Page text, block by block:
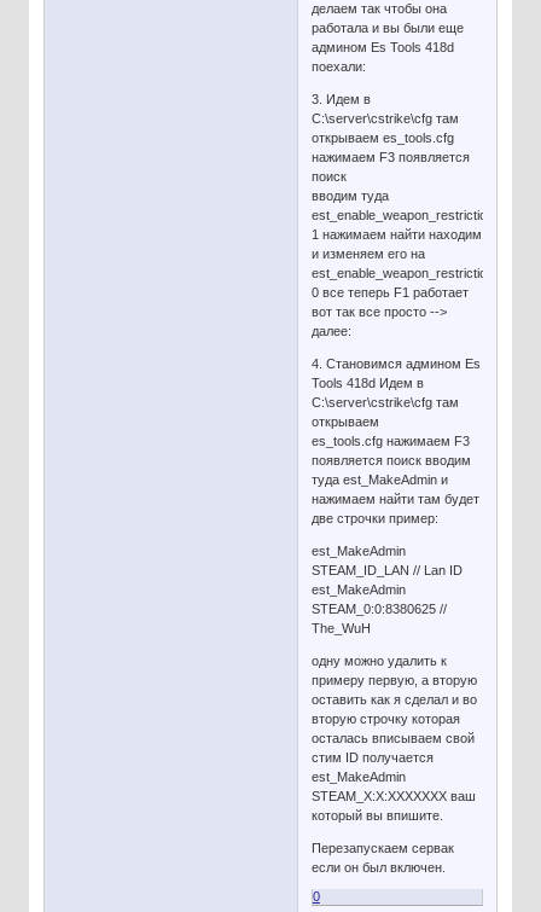
делаем так чтобы она
работала и вы были еще
админом Es Tools 418d
поехали:
3. Идем в
C:\server\cstrike\cfg там
открываем es_tools.cfg
нажимаем F3 появляется
поиск
вводим туда
est_enable_weapon_restrictions
1 нажимаем найти находим
и изменяем его на
est_enable_weapon_restrictions
0 все теперь F1 работает
вот так все просто -->
далее:
4. Становимся админом Es
Tools 418d Идем в
C:\server\cstrike\cfg там
открываем
es_tools.cfg нажимаем F3
появляется поиск вводим
туда est_MakeAdmin и
нажимаем найти там будет
две строчки пример:
est_MakeAdmin
STEAM_ID_LAN // Lan ID
est_MakeAdmin
STEAM_0:0:8380625 //
The_WuH
одну можно удалить к
примеру первую, а вторую
оставить как я сделал и во
вторую строчку которая
осталась вписываем свой
стим ID получается
est_MakeAdmin
STEAM_X:X:XXXXXXX ваш
который вы впишите.
Перезапускаем сервак
если он был включен.
0